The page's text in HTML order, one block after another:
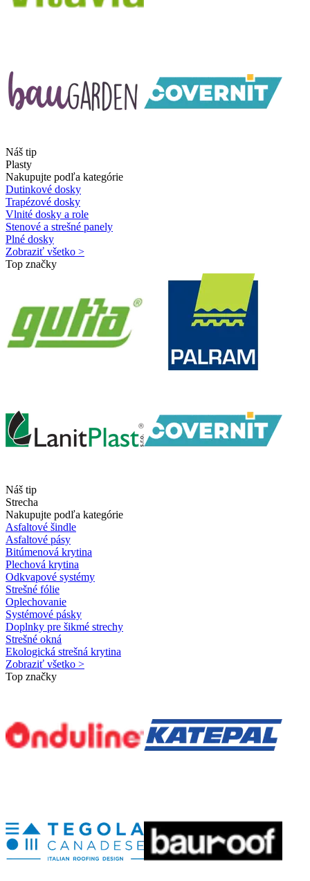
Náš tip
Plasty
Nakupujte podľa kategórie
Dutinkové dosky
Trapézové dosky
Vlnité dosky a role
Stenové a strešné panely
Plné dosky
Zobraziť všetko >
Top značky
Náš tip
Strecha
Nakupujte podľa kategórie
Asfaltové šindle
Asfaltové pásy
Bitúmenová krytina
Plechová krytina
Odkvapové systémy
Strešné fólie
Oplechovanie
Systémové pásky
Doplnky pre šikmé strechy
Strešné okná
Ekologická strešná krytina
Zobraziť všetko >
Top značky